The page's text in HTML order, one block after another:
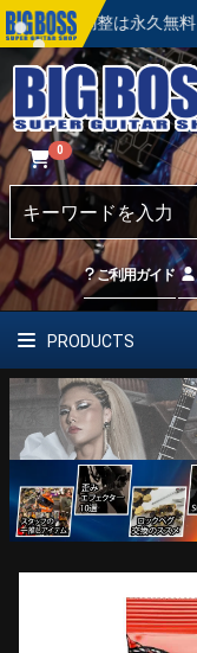
整は永久無料！
0
ご利用ガイド
PRODUCTS